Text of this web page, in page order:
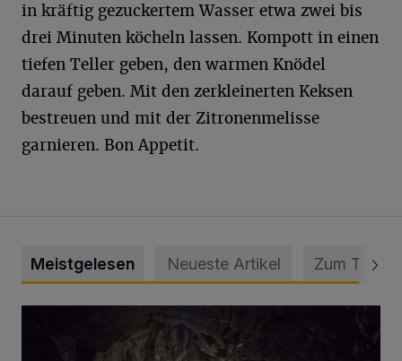
in kräftig gezuckertem Wasser etwa zwei bis
drei Minuten köcheln lassen. Kompott in einen
tiefen Teller geben, den warmen Knödel
darauf geben. Mit den zerkleinerten Keksen
bestreuen und mit der Zitronenmelisse
garnieren. Bon Appetit.
Meistgelesen Neueste Artikel Zum Thema